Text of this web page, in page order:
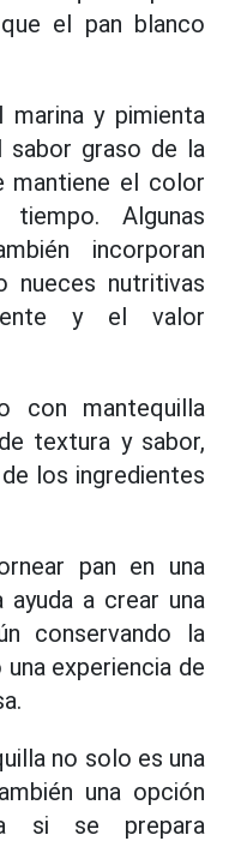
el pan blanco
marina y pimienta
sabor graso de la
mantiene el color
Algunas
incorporan
nueces nutritivas
y el valor
con mantequilla
textura y sabor,
los ingredientes
pan en una
a crear una
conservando la
experiencia de
no solo es una
una opción
si se prepara